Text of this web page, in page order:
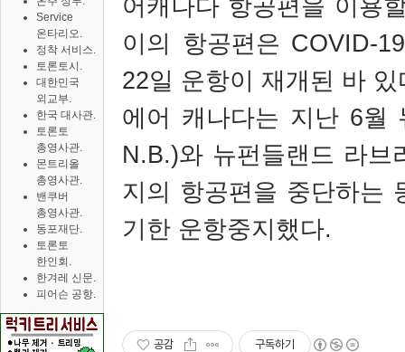
Service
온타리오.
정착 서비스.
토론토시.
대한민국
외교부.
한국 대사관.
토론토
총영사관.
몬트리올
총영사관.
밴쿠버
총영사관.
동포재단.
토론토
한인회.
한겨레 신문.
피어슨 공항.
어캐나다 항공편을 이용
이의 항공편은 COVID-
22일 운항이 재개된 바 있
에어 캐나다는 지난6월
N.B.)와 뉴펀들랜드 라브
지의 항공편을 중단하는
기한 운항중지했다.
공감 구독하기